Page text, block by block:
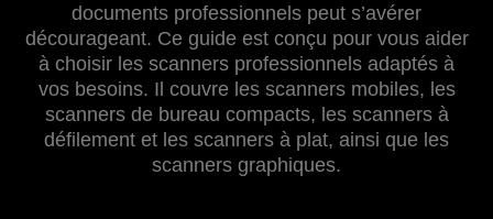
documents professionnels peut s’avérer
décourageant. Ce guide est conçu pour vous aider
à choisir les scanners professionnels adaptés à
vos besoins. Il couvre les scanners mobiles, les
scanners de bureau compacts, les scanners à
défilement et les scanners à plat, ainsi que les
scanners graphiques.